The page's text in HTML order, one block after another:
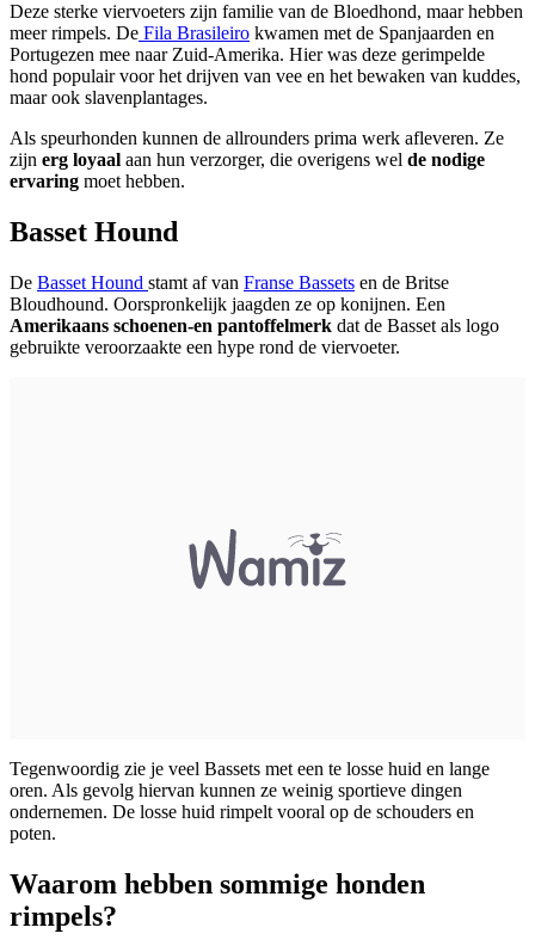
Deze sterke viervoeters zijn familie van de Bloedhond, maar hebben
meer rimpels. De Fila Brasileiro kwamen met de Spanjaarden en
Portugezen mee naar Zuid-Amerika. Hier was deze gerimpelde
hond populair voor het drijven van vee en het bewaken van kuddes,
maar ook slavenplantages.
Als speurhonden kunnen de allrounders prima werk afleveren. Ze
zijn erg loyaal aan hun verzorger, die overigens wel de nodige
ervaring moet hebben.
Basset Hound
De Basset Hound stamt af van Franse Bassets en de Britse
Bloudhound. Oorspronkelijk jaagden ze op konijnen. Een
Amerikaans schoenen-en pantoffelmerk dat de Basset als logo
gebruikte veroorzaakte een hype rond de viervoeter.
Tegenwoordig zie je veel Bassets met een te losse huid en lange
oren. Als gevolg hiervan kunnen ze weinig sportieve dingen
ondernemen. De losse huid rimpelt vooral op de schouders en
poten.
Waarom hebben sommige honden
rimpels?